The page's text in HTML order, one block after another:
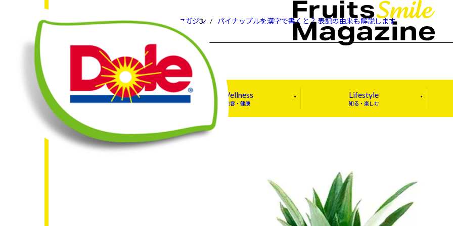
HOME フルーツスマイルマガジン パイナップルを漢字で書くと？ 表記の由来も解説します
All
すべて
Wellness
美容・健康
Lifestyle
知る・楽しむ